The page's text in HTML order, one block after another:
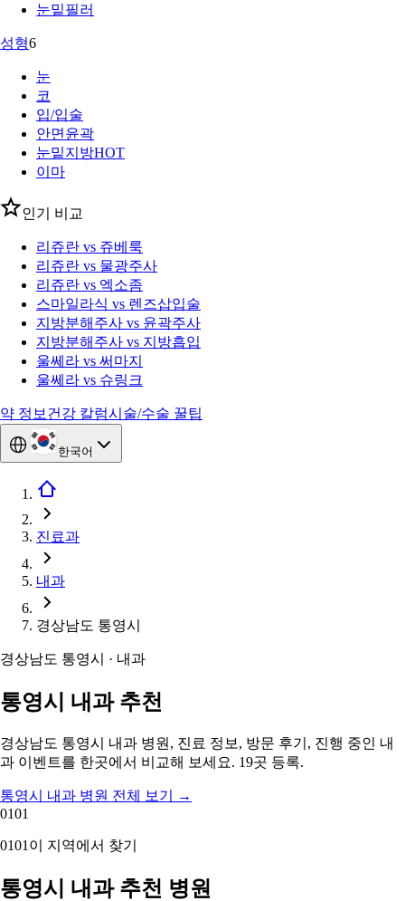
눈밑필러
성형6
눈
코
입/입술
안면윤곽
눈밑지방HOT
이마
인기 비교
리쥬란 vs 쥬베룩
리쥬란 vs 물광주사
리쥬란 vs 엑소좀
스마일라식 vs 렌즈삽입술
지방분해주사 vs 윤곽주사
지방분해주사 vs 지방흡입
울쎄라 vs 써마지
울쎄라 vs 슈링크
약 정보 건강 칼럼시술/수술 꿀팁
한국어
진료과
내과
경상남도 통영시
경상남도 통영시 · 내과
통영시 내과 추천
경상남도 통영시 내과 병원, 진료 정보, 방문 후기, 진행 중인 내
과 이벤트를 한곳에서 비교해 보세요. 19곳 등록.
통영시 내과 병원 전체 보기
→
0101
0101 이 지역에서 찾기
통영시 내과 추천 병원